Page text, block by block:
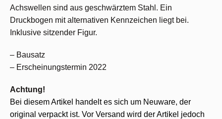
Achswellen sind aus geschwärztem Stahl. Ein
Druckbogen mit alternativen Kennzeichen liegt bei.
Inklusive sitzender Figur.
– Bausatz
– Erscheinungstermin 2022
Achtung!
Bei diesem Artikel handelt es sich um Neuware, der
original verpackt ist. Vor Versand wird der Artikel jedoch